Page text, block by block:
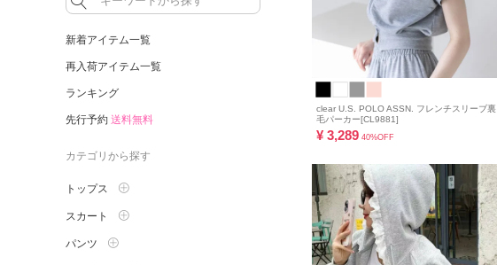
新着アイテム一覧
再入荷アイテム一覧
ランキング
先行予約 送料無料
カテゴリから探す
トップス
スカート
パンツ
clear U.S. POLO ASSN. フレンチスリーブ裏
毛パーカー[CL9881]
¥ 3,289 40%OFF